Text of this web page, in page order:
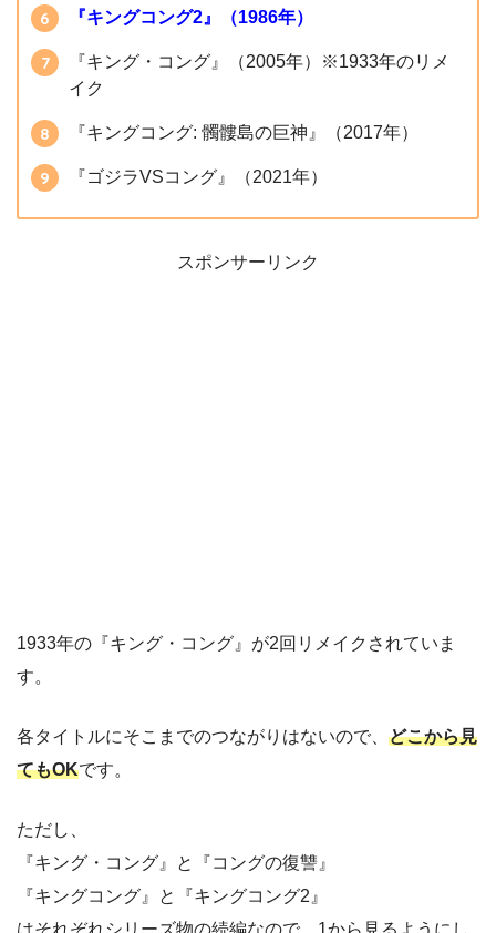
『キングコング2』（1986年）
『キング・コング』（2005年）※1933年のリメ
イク
『キングコング: 髑髏島の巨神』（2017年）
『ゴジラVSコング』（2021年）
スポンサーリンク
1933年の『キング・コング』が2回リメイクされていま
す。
各タイトルにそこまでのつながりはないので、 どこから見
てもOKです。
ただし、
『キング・コング』と『コングの復讐』
『キングコング』と『キングコング2』